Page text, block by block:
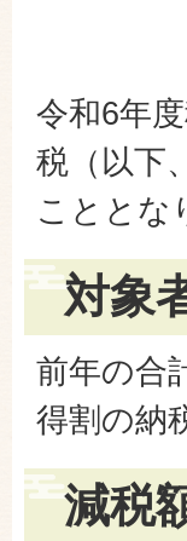
令和6年
税（以下
こととな
対象
前年の合
得割の納
減税